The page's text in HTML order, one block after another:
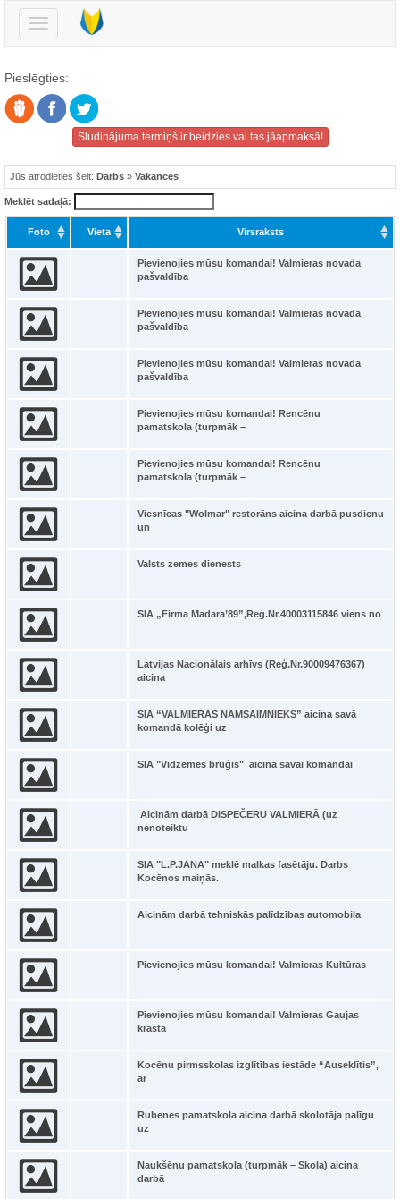
Pārslēgt
navigāciju
Pieslēgties:
Sludinājuma termiņš ir beidzies vai tas jāapmaksā!
Jūs atrodieties šeit: Darbs » Vakances
Meklēt sadaļā:
Foto Vieta Virsraksts
Pievienojies mūsu komandai! Valmieras novada
pašvaldība
Pievienojies mūsu komandai! Valmieras novada
pašvaldība
Pievienojies mūsu komandai! Valmieras novada
pašvaldība
Pievienojies mūsu komandai! Rencēnu
pamatskola (turpmāk –
Pievienojies mūsu komandai! Rencēnu
pamatskola (turpmāk –
Viesnīcas "Wolmar" restorāns aicina darbā pusdienu
un
Valsts zemes dienests
SIA „Firma Madara’89”,Reģ.Nr.40003115846 viens no
Latvijas Nacionālais arhīvs (Reģ.Nr.90009476367)
aicina
SIA “VALMIERAS NAMSAIMNIEKS” aicina savā
komandā kolēģi uz
SIA "Vidzemes bruģis" aicina savai komandai
Aicinām darbā DISPEČERU VALMIERĀ (uz
nenoteiktu
SIA "L.P.JANA" meklē malkas fasētāju. Darbs
Kocēnos maiņās.
Aicinām darbā tehniskās palīdzības automobiļa
Pievienojies mūsu komandai! Valmieras Kultūras
Pievienojies mūsu komandai! Valmieras Gaujas
krasta
Kocēnu pirmsskolas izglītības iestāde “Auseklītis”,
ar
Rubenes pamatskola aicina darbā skolotāja palīgu
uz
Naukšēnu pamatskola (turpmāk – Skola) aicina
darbā